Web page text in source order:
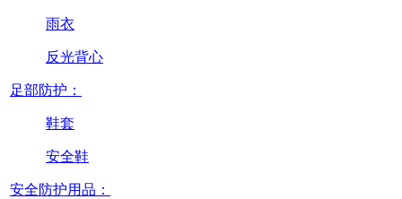
雨衣
反光背心
足部防护：
鞋套
安全鞋
安全防护用品：